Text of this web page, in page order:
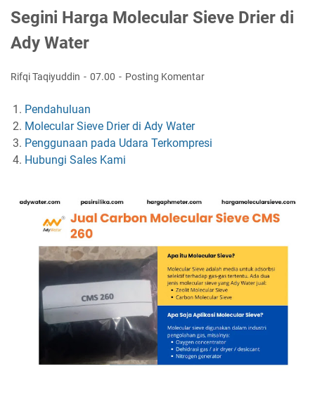
Segini Harga Molecular Sieve Drier di
Ady Water
Rifqi Taqiyuddin 07.00 Posting Komentar
Pendahuluan
Molecular Sieve Drier di Ady Water
Penggunaan pada Udara Terkompresi
Hubungi Sales Kami